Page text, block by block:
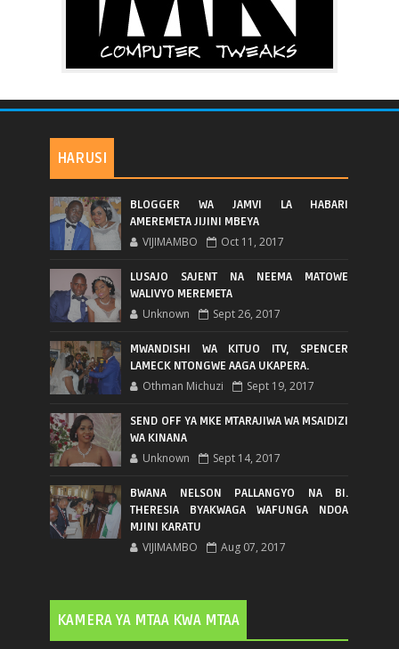
HARUSI
BLOGGER WA JAMVI LA HABARI
AMEREMETA JIJINI MBEYA
VIJIMAMBO Oct 11, 2017
LUSAJO SAJENT NA NEEMA MATOWE
WALIVYO MEREMETA
Unknown Sept 26, 2017
MWANDISHI WA KITUO ITV, SPENCER
LAMECK NTONGWE AAGA UKAPERA.
Othman Michuzi Sept 19, 2017
SEND OFF YA MKE MTARAJIWA WA MSAIDIZI
WA KINANA
Unknown Sept 14, 2017
BWANA NELSON PALLANGYO NA BI.
THERESIA BYAKWAGA WAFUNGA NDOA
MJINI KARATU
VIJIMAMBO Aug 07, 2017
KAMERA YA MTAA KWA MTAA